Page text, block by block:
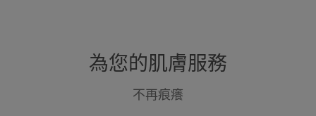
為您的肌膚服務
不再痕癢